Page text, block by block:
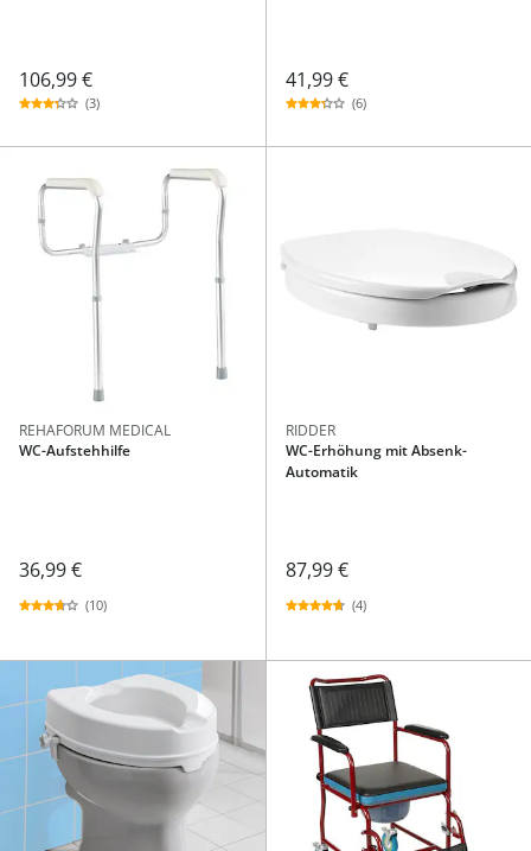
106,99 €
(3)
41,99 €
(6)
REHAFORUM MEDICAL
WC-Aufstehhilfe
36,99 €
(10)
RIDDER
WC-Erhöhung mit Absenk-
Automatik
87,99 €
(4)